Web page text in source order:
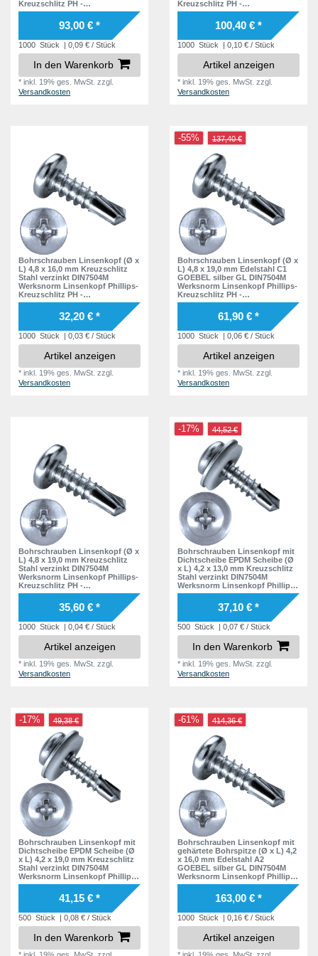
Kreuzschlitz PH -
Selbstbohrende Schraube -
Selbstschneidende
Bohrschraube -93,00 € *
1000 Stück | 0,09 € / Stück
In den Warenkorb
*inkl. 19% ges. MwSt. zzgl.
Versandkosten
Kreuzschlitz PH -
Selbstbohrende Schraube -
Selbstschneidende
Bohrschraube -100,40 € *
1000 Stück | 0,10 € / Stück
Artikel anzeigen
*inkl. 19% ges. MwSt. zzgl.
Versandkosten
Bohrschrauben Linsenkopf (Ø x
L) 4,8 x 16,0 mm Kreuzschlitz
Stahl verzinkt DIN7504M
Werksnorm Linsenkopf Phillips-
Kreuzschlitz PH -
Selbstbohrende Schraube -
Selbstschneidende
Bohrschraube -32,20 € *
1000 Stück | 0,03 € / Stück
Artikel anzeigen
*inkl. 19% ges. MwSt. zzgl.
Versandkosten
-55%
Bohrschrauben Linsenkopf (Ø x
L) 4,8 x 19,0 mm Edelstahl C1
GOEBEL silber GL DIN7504M
Werksnorm Linsenkopf Phillips-
Kreuzschlitz PH -
Selbstbohrende Schraube -
Selbstschneidende
Bohrschraube -
137,40 €
61,90 € *
1000 Stück | 0,06 € / Stück
Artikel anzeigen
*inkl. 19% ges. MwSt. zzgl.
Versandkosten
Bohrschrauben Linsenkopf (Ø x
L) 4,8 x 19,0 mm Kreuzschlitz
Stahl verzinkt DIN7504M
Werksnorm Linsenkopf Phillips-
Kreuzschlitz PH -
Selbstbohrende Schraube -
Selbstschneidende
Bohrschraube -35,60 € *
1000 Stück | 0,04 € / Stück
Artikel anzeigen
*inkl. 19% ges. MwSt. zzgl.
Versandkosten
-17%
Bohrschrauben Linsenkopf mit
Dichtscheibe EPDM Scheibe (Ø
x L) 4,2 x 13,0 mm Kreuzschlitz
Stahl verzinkt DIN7504M
Werksnorm Linsenkopf Phillips-
Kreuzschlitz PH -
Selbstbohrende Schraube -
Selbstschneidende
Selbstbohrschrauben
44,52 €
37,10 € *
500 Stück | 0,07 € / Stück
In den Warenkorb
*inkl. 19% ges. MwSt. zzgl.
Versandkosten
-17%
Bohrschrauben Linsenkopf mit
Dichtscheibe EPDM Scheibe (Ø
x L) 4,2 x 19,0 mm Kreuzschlitz
Stahl verzinkt DIN7504M
Werksnorm Linsenkopf Phillips-
Kreuzschlitz PH -
Selbstbohrende Schraube -
Selbstschneidende
Selbstbohrschrauben
49,38 €
41,15 € *
500 Stück | 0,08 € / Stück
In den Warenkorb
*inkl. 19% ges. MwSt. zzgl.
-61%
Bohrschrauben Linsenkopf mit
gehärtete Bohrspitze (Ø x L) 4,2
x 16,0 mm Edelstahl A2
GOEBEL silber GL DIN7504M
Werksnorm Linsenkopf Phillips-
Kreuzschlitz PH -
Selbstbohrende Schraube -
Selbstschneidende
Selbstbohrschrauben
414,36 €
163,00 € *
1000 Stück | 0,16 € / Stück
Artikel anzeigen
*inkl. 19% ges. MwSt. zzgl.